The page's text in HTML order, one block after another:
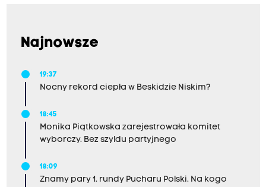
Najnowsze
19:37
Nocny rekord ciepła w Beskidzie Niskim?
18:45
Monika Piątkowska zarejestrowała komitet
wyborczy. Bez szyldu partyjnego
18:09
Znamy pary 1. rundy Pucharu Polski. Na kogo